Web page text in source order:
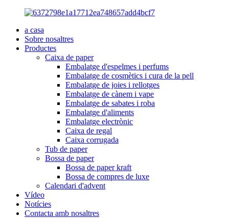
a casa
Sobre nosaltres
Productes
Caixa de paper
Embalatge d'espelmes i perfums
Embalatge de cosmètics i cura de la pell
Embalatge de joies i rellotges
Embalatge de cànem i vape
Embalatge de sabates i roba
Embalatge d'aliments
Embalatge electrònic
Caixa de regal
Caixa corrugada
Tub de paper
Bossa de paper
Bossa de paper kraft
Bossa de compres de luxe
Calendari d'advent
Vídeo
Notícies
Contacta amb nosaltres